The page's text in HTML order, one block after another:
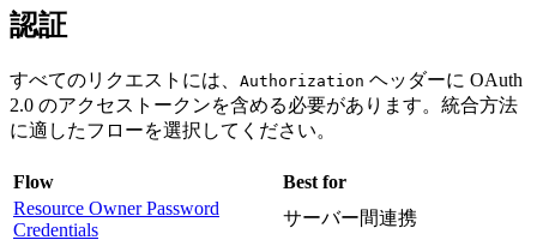
認証
すべてのリクエストには、 Authorization ヘッダーに OAuth
2.0 のアクセストークンを含める必要があります。統合方法
に適したフローを選択してください。
Flow
Best for
Resource Owner Password
Credentials
サーバー間連携